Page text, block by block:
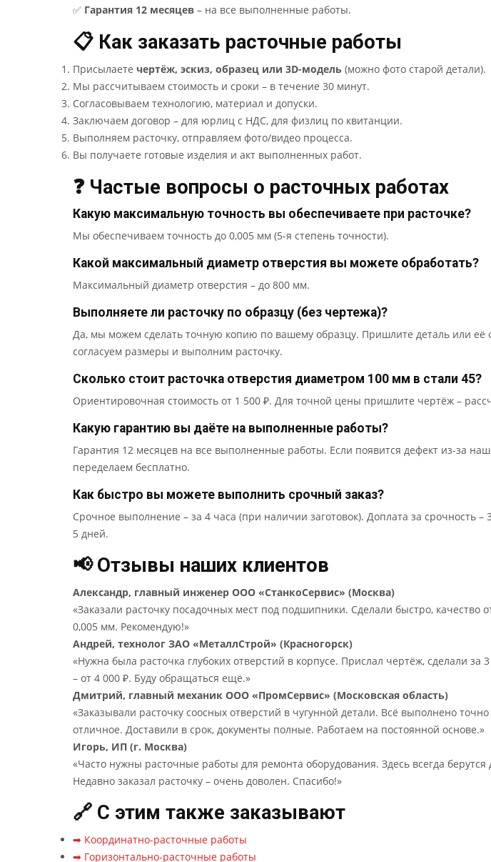
✅ Гарантия 12 месяцев – на все выполненные работы.
📋 Как заказать расточные работы
Присылаете чертёж, эскиз, образец или 3D-модель (можно фото старой детали).
Мы рассчитываем стоимость и сроки – в течение 30 минут.
Согласовываем технологию, материал и допуски.
Заключаем договор – для юрлиц с НДС, для физлиц по квитанции.
Выполняем расточку, отправляем фото/видео процесса.
Вы получаете готовые изделия и акт выполненных работ.
❓ Частые вопросы о расточных работах
Какую максимальную точность вы обеспечиваете при расточке?
Мы обеспечиваем точность до 0,005 мм (5-я степень точности).
Какой максимальный диаметр отверстия вы можете обработать?
Максимальный диаметр отверстия – до 800 мм.
Выполняете ли расточку по образцу (без чертежа)?
Да, мы можем сделать точную копию по вашему образцу. Пришлите деталь или её
согласуем размеры и выполним расточку.
Сколько стоит расточка отверстия диаметром 100 мм в стали 45?
Ориентировочная стоимость от 1 500 ₽. Для точной цены пришлите чертёж –
Какую гарантию вы даёте на выполненные работы?
Гарантия 12 месяцев на все выполненные работы. Если появится дефект из-за
переделаем бесплатно.
Как быстро вы можете выполнить срочный заказ?
Срочное выполнение – за 4 часа (при наличии заготовок). Доплата за срочность
5 дней.
📢 Отзывы наших клиентов
Александр, главный инженер ООО «СтанкоСервис» (Москва)
«Заказали расточку посадочных мест под подшипники. Сделали быстро, качество
0,005 мм. Рекомендую!»
Андрей, технолог ЗАО «МеталлСтрой» (Красногорск)
«Нужна была расточка глубоких отверстий в корпусе. Прислал чертёж, сделали за
– от 4 000 ₽. Буду обращаться ещё.»
Дмитрий, главный механик ООО «ПромСервис» (Московская область)
«Заказывали расточку соосных отверстий в чугунной детали. Всё выполнено
отличное. Доставили в срок, документы полные. Работаем на постоянной основе.»
Игорь, ИП (г. Москва)
«Часто нужны расточные работы для ремонта оборудования. Здесь всегда берутся
Недавно заказал расточку – очень доволен. Спасибо!»
🔗 С этим также заказывают
➡ Координатно-расточные работы
➡ Горизонтально-расточные работы